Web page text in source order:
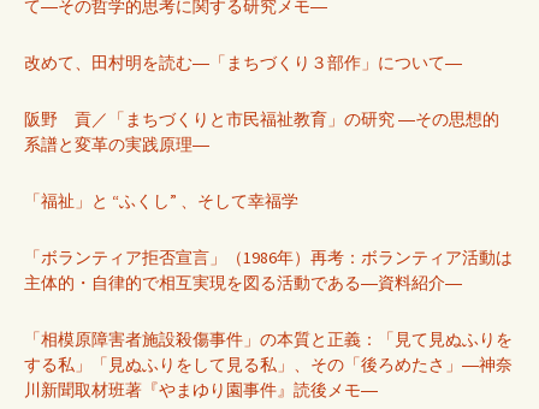
て―その哲学的思考に関する研究メモ―
改めて、田村明を読む―「まちづくり３部作」について―
阪野 貢／「まちづくりと市民福祉教育」の研究 ―その思想的
系譜と変革の実践原理―
「福祉」と “ふくし” 、そして幸福学
「ボランティア拒否宣言」（1986年）再考：ボランティア活動は
主体的・自律的で相互実現を図る活動である―資料紹介―
「相模原障害者施設殺傷事件」の本質と正義：「見て見ぬふりを
する私」「見ぬふりをして見る私」、その「後ろめたさ」―神奈
川新聞取材班著『やまゆり園事件』読後メモ―